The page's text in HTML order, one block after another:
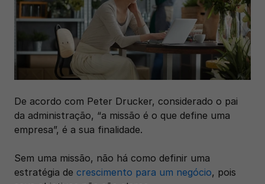
De acordo com Peter Drucker, considerado o pai
da administração, “a missão é o que define uma
empresa”, é a sua finalidade.
Sem uma missão, não há como definir uma
estratégia de crescimento para um negócio, pois